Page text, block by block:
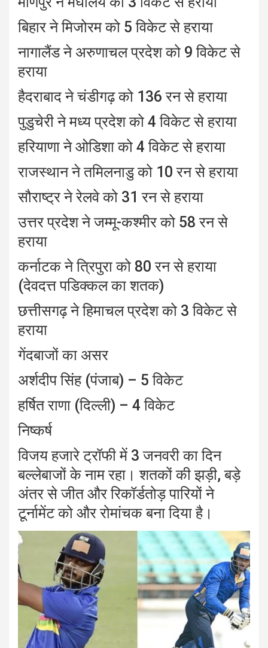
बिहार ने मिजोरम को 5 विकेट से हराया
नागालैंड ने अरुणाचल प्रदेश को 9 विकेट से
हराया
हैदराबाद ने चंडीगढ़ को 136 रन से हराया
पुडुचेरी ने मध्य प्रदेश को 4 विकेट से हराया
हरियाणा ने ओडिशा को 4 विकेट से हराया
राजस्थान ने तमिलनाडु को 10 रन से हराया
सौराष्ट्र ने रेलवे को 31 रन से हराया
उत्तर प्रदेश ने जम्मू-कश्मीर को 58 रन से
हराया
कर्नाटक ने त्रिपुरा को 80 रन से हराया
(देवदत्त पडिक्कल का शतक)
छत्तीसगढ़ ने हिमाचल प्रदेश को 3 विकेट से
हराया
गेंदबाजों का असर
अर्शदीप सिंह (पंजाब) – 5 विकेट
हर्षित राणा (दिल्ली) – 4 विकेट
निष्कर्ष
विजय हजारे ट्रॉफी में 3 जनवरी का दिन
बल्लेबाजों के नाम रहा। शतकों की झड़ी, बड़े
अंतर से जीत और रिकॉर्डतोड़ पारियों ने
टूर्नामेंट को और रोमांचक बना दिया है।